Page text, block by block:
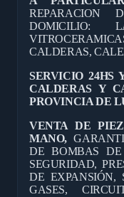
REPARACION
DOMICILIO:
CALDERAS,
SERVICIO 24HS
CALDERAS Y
PROVINCIA DE
VENTA DE
MANO,
DE BOMBAS
SEGURIDAD,
DE EXPANSIÓN,
GASES,